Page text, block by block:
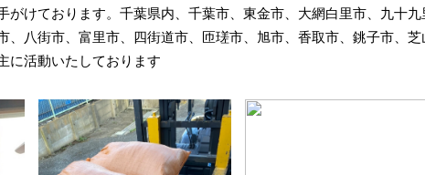
がけております。千葉県内、千葉市、東金市、大網白里市、九十九
、八街市、富里市、四街道市、匝瑳市、旭市、香取市、銚子市、芝
に活動いたしております